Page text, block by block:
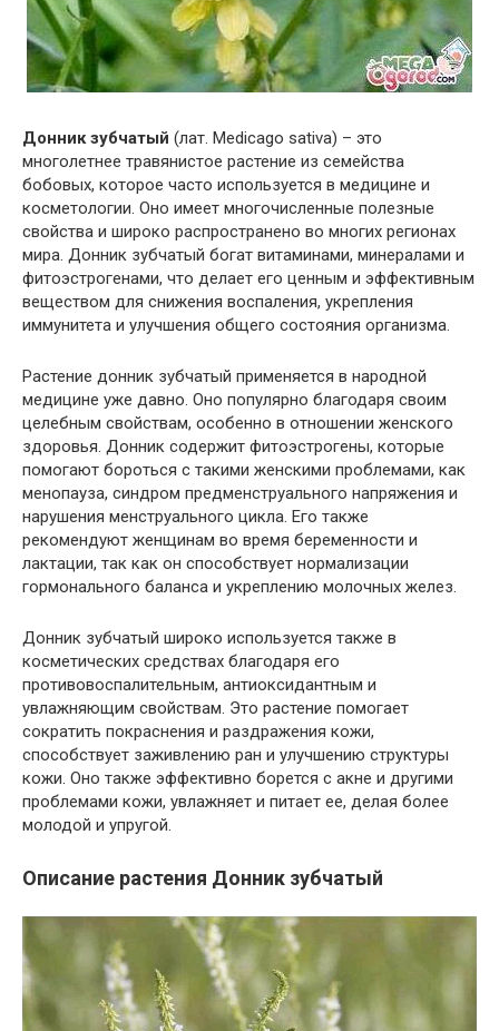
Донник зубчатый (лат. Medicago sativa) – это
многолетнее травянистое растение из семейства
бобовых, которое часто используется в медицине и
косметологии. Оно имеет многочисленные полезные
свойства и широко распространено во многих регионах
мира. Донник зубчатый богат витаминами, минералами и
фитоэстрогенами, что делает его ценным и эффективным
веществом для снижения воспаления, укрепления
иммунитета и улучшения общего состояния организма.
Растение донник зубчатый применяется в народной
медицине уже давно. Оно популярно благодаря своим
целебным свойствам, особенно в отношении женского
здоровья. Донник содержит фитоэстрогены, которые
помогают бороться с такими женскими проблемами, как
менопауза, синдром предменструального напряжения и
нарушения менструального цикла. Его также
рекомендуют женщинам во время беременности и
лактации, так как он способствует нормализации
гормонального баланса и укреплению молочных желез.
Донник зубчатый широко используется также в
косметических средствах благодаря его
противовоспалительным, антиоксидантным и
увлажняющим свойствам. Это растение помогает
сократить покраснения и раздражения кожи,
способствует заживлению ран и улучшению структуры
кожи. Оно также эффективно борется с акне и другими
проблемами кожи, увлажняет и питает ее, делая более
молодой и упругой.
Описание растения Донник зубчатый